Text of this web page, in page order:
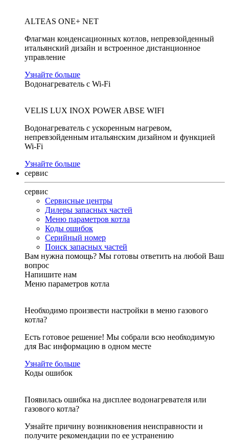
ALTEAS ONE+ NET
Флагман конденсационных котлов, непревзойденный
итальянский дизайн и встроенное дистанционное
управление
Узнайте больше
Водонагреватель с Wi-Fi
VELIS LUX INOX POWER ABSE WIFI
Водонагреватель с ускоренным нагревом,
непревзойденным итальянским дизайном и функцией
Wi-Fi
Узнайте больше
сервис
сервис
Сервисные центры
Дилеры запасных частей
Меню параметров котла
Коды ошибок
Серийный номер
Поиск запасных частей
Вам нужна помощь? Мы готовы ответить на любой Ваш
вопрос
Напишите нам
Меню параметров котла
Необходимо произвести настройки в меню газового
котла?
Есть готовое решение! Мы собрали всю необходимую
для Вас информацию в одном месте
Узнайте больше
Коды ошибок
Появилась ошибка на дисплее водонагревателя или
газового котла?
Узнайте причину возникновения неисправности и
получите рекомендации по ее устранению